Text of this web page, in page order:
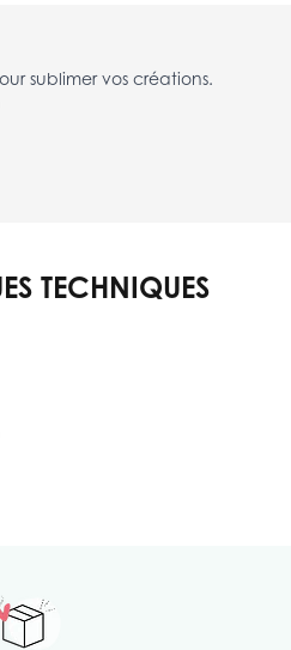
sublimer vos créations.
TECHNIQUES